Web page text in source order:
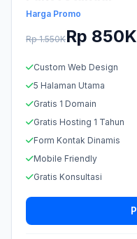
Harga Promo
Rp 1.550KRp 850K
Custom Web Design
5 Halaman Utama
Gratis 1 Domain
Gratis Hosting 1 Tahun
Form Kontak Dinamis
Mobile Friendly
Gratis Konsultasi